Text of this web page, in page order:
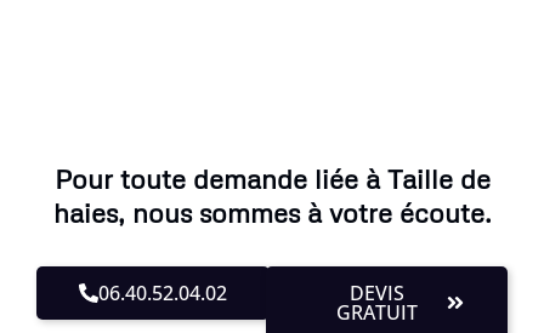
Pour toute demande liée à Taille de
haies, nous sommes à votre écoute.
06.40.52.04.02 DEVIS
GRATUIT